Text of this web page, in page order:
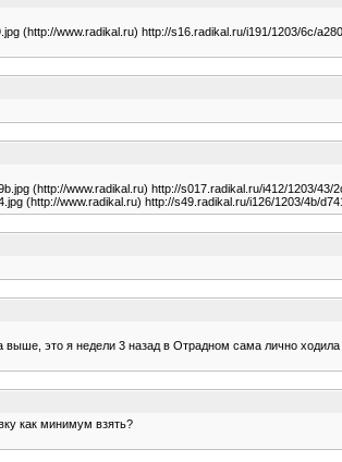
(http://www.radikal.ru) http://s16.radikal.ru/i191/1203/6c/
(http://www.radikal.ru) http://s017.radikal.ru/i412/1203/43/
(http://www.radikal.ru) http://s49.radikal.ru/i126/1203/4b/
это я недели 3 назад в Отрадном сама лично
как минимум взять?